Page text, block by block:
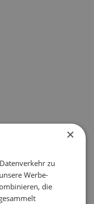
×
zu
Werbe-
die